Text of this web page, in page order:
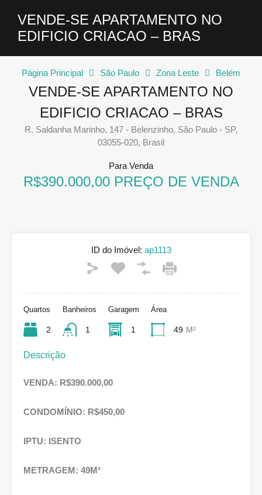
VENDE-SE APARTAMENTO NO
EDIFICIO CRIACAO – BRAS
Página Principal São Paulo Zona Leste Belém
VENDE-SE APARTAMENTO NO
EDIFICIO CRIACAO – BRAS
R. Saldanha Marinho, 147 - Belenzinho, São Paulo - SP,
03055-020, Brasil
Para Venda
R$390.000,00 PREÇO DE VENDA
ID do Imóvel: ap1113
Quartos
2
Banheiros
1
Garagem
1
Área
49 M²
Descrição
VENDA: R$390.000,00
CONDOMÍNIO: R$450,00
IPTU: ISENTO
METRAGEM: 49M²